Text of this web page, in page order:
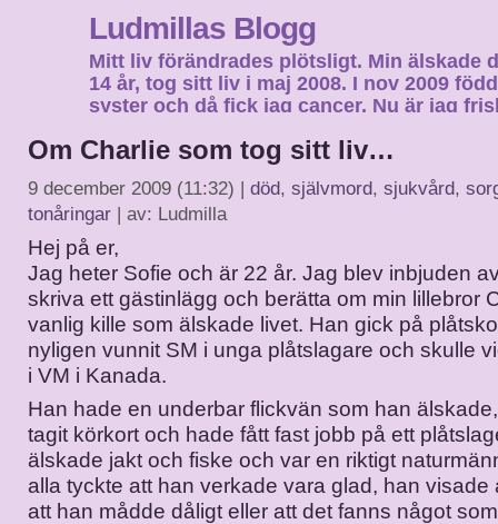
Ludmillas Blogg
Mitt liv förändrades plötsligt. Min älskade
14 år, tog sitt liv i maj 2008. I nov 2009
syster och då fick jag cancer. Nu är jag
Om Charlie som tog sitt liv…
9 december 2009 (11:32) | död, självmord, sjukvård,
tonåringar | av: Ludmilla
Hej på er,
Jag heter Sofie och är 22 år. Jag blev inbjuden
skriva ett gästinlägg och berätta om min lillebror
vanlig kille som älskade livet. Han gick på
nyligen vunnit SM i unga plåtslagare och skulle
i VM i Kanada.
Han hade en underbar flickvän som han
tagit körkort och hade fått fast jobb på ett
älskade jakt och fiske och var en riktigt
alla tyckte att han verkade vara glad, han visade
att han mådde dåligt eller att det fanns något